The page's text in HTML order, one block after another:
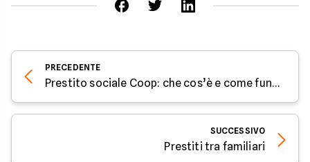
PRECEDENTE
Prestito sociale Coop: che cos’è e come funziona
SUCCESSIVO
Prestiti tra familiari